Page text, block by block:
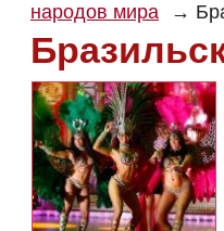
народов мира